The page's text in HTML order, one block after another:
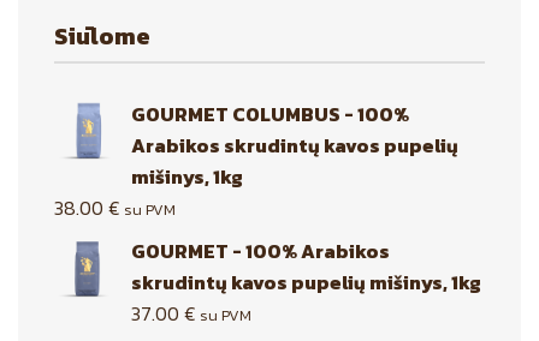
Siūlome
GOURMET COLUMBUS - 100%
Arabikos skrudintų kavos pupelių
mišinys, 1kg
38.00 € su PVM
GOURMET - 100% Arabikos
skrudintų kavos pupelių mišinys, 1kg
37.00 € su PVM